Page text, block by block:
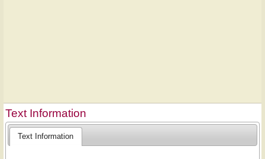
Text Information
Text Information